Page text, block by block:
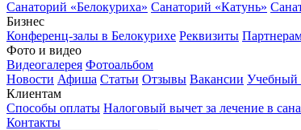
Санаторий «Белокуриха» Санаторий «Катунь»
Бизнес
Конференц-залы в Белокурихе Реквизиты
Фото и видео
Видеогалерея Фотоальбом
Новости Афиша Статьи Отзывы Вакансии Учебный
Клиентам
Способы оплаты Налоговый вычет за лечение в
Контакты